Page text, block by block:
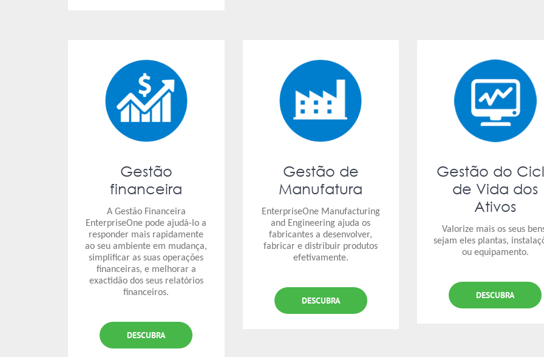
Gestão
financeira
A Gestão Financeira
EnterpriseOne pode ajudá-lo a
responder mais rapidamente
ao seu ambiente em mudança,
simplificar as suas operações
financeiras, e melhorar a
exactidão dos seus relatórios
financeiros.
DESCUBRA
Gestão de
Manufatura
EnterpriseOne Manufacturing
and Engineering ajuda os
fabricantes a desenvolver,
fabricar e distribuir produtos
efetivamente.
DESCUBRA
Gestão do
de Vida dos
Ativos
Valorize mais os seus
sejam eles plantas,
ou equipamento.
DESCUBRA